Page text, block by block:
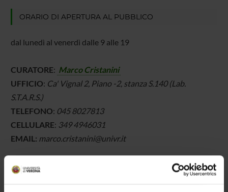
ORARIO DI APERTURA AL PUBBLICO
dal lunedì al venerdì dalle 9 alle 19
CURATORE: Marco Cristanini
UFFICIO: Ca' Vignal 2, Piano -2, stanza S.140 (Lab.
S.T.A.R.S.)
TELEFONO: 045 8027813
CELLULARE: 349 4946031
EMAIL: marco.cristanini@univr.it
GUARDA ALCUNE FOTO DELLA COLLEZIONE,